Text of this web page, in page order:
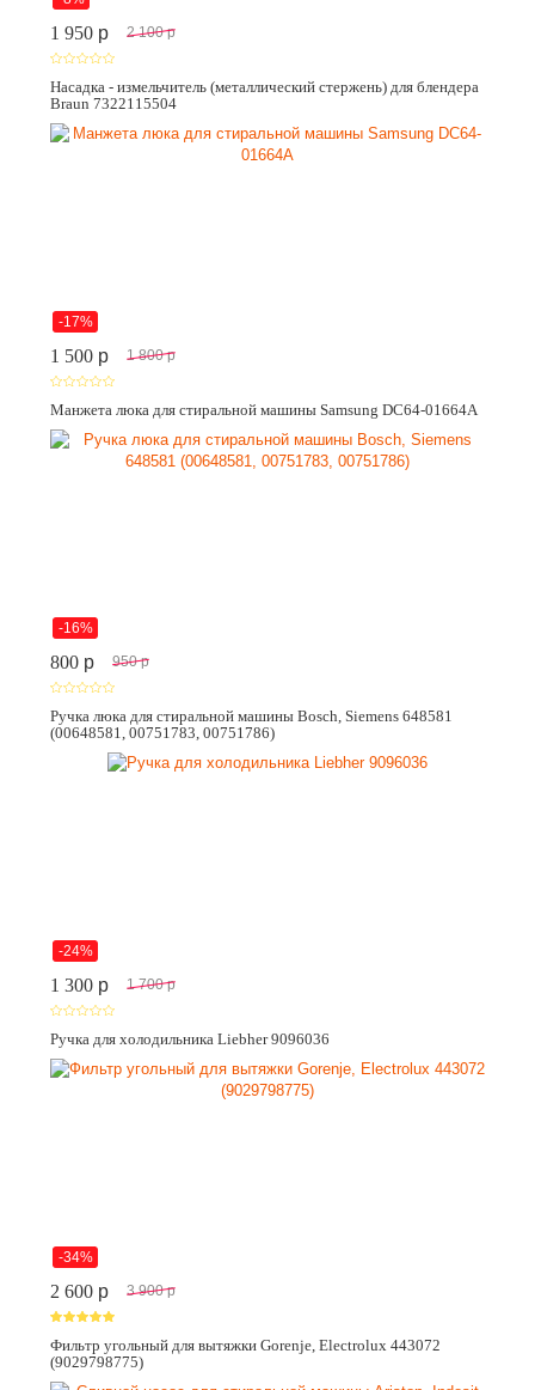
1 950 p 2 100 p
Насадка - измельчитель (металлический стержень) для блендера
Braun 7322115504
-17%
1 500 p 1 800 p
Манжета люка для стиральной машины Samsung DC64-01664A
-16%
800 p 950 p
Ручка люка для стиральной машины Bosch, Siemens 648581
(00648581, 00751783, 00751786)
-24%
1 300 p 1 700 p
Ручка для холодильника Liebher 9096036
-34%
2 600 p 3 900 p
Фильтр угольный для вытяжки Gorenje, Electrolux 443072
(9029798775)